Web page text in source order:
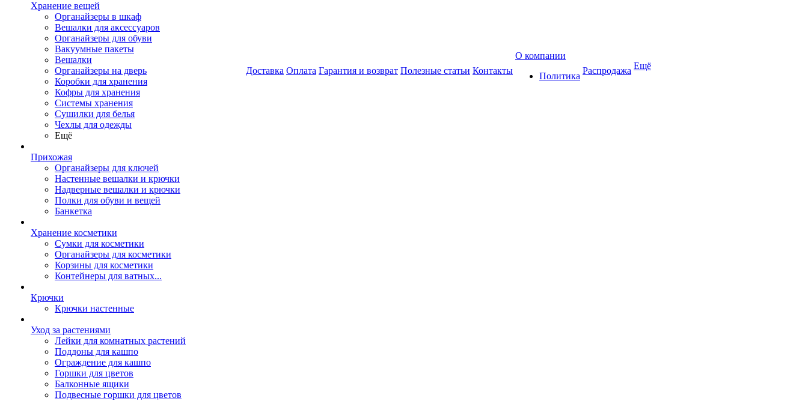
Хранение вещей
Органайзеры в шкаф
Вешалки для аксессуаров
Органайзеры для обуви
Вакуумные пакеты
Вешалки
Органайзеры на дверь
Коробки для хранения
Кофры для хранения
Системы хранения
Сушилки для белья
Чехлы для одежды
Ещё
Прихожая
Органайзеры для ключей
Настенные вешалки и крючки
Надверные вешалки и крючки
Полки для обуви и вещей
Банкетка
Хранение косметики
Сумки для косметики
Органайзеры для косметики
Корзины для косметики
Контейнеры для ватных...
Крючки
Крючки настенные
Уход за растениями
Лейки для комнатных растений
Поддоны для кашпо
Ограждение для кашпо
Горшки для цветов
Балконные ящики
Подвесные горшки для цветов
Доставка Оплата Гарантия и возврат Полезные статьи Контакты
О компании
Политика
Распродажа Ещё